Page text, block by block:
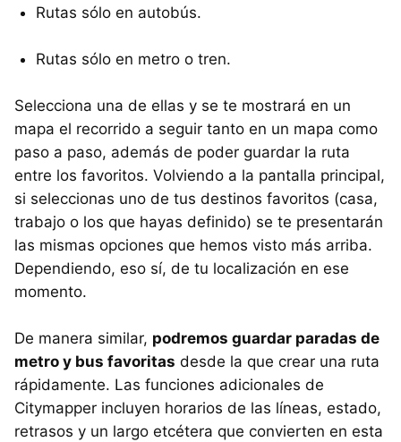
Rutas sólo en autobús.
Rutas sólo en metro o tren.
Selecciona una de ellas y se te mostrará en un
mapa el recorrido a seguir tanto en un mapa como
paso a paso, además de poder guardar la ruta
entre los favoritos. Volviendo a la pantalla principal,
si seleccionas uno de tus destinos favoritos (casa,
trabajo o los que hayas definido) se te presentarán
las mismas opciones que hemos visto más arriba.
Dependiendo, eso sí, de tu localización en ese
momento.
De manera similar, podremos guardar paradas de
metro y bus favoritas desde la que crear una ruta
rápidamente. Las funciones adicionales de
Citymapper incluyen horarios de las líneas, estado,
retrasos y un largo etcétera que convierten en esta